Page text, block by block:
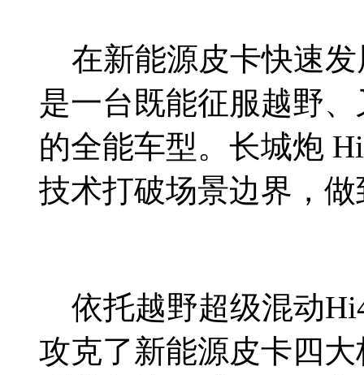
在新能源皮卡快速发
是一台既能征服越野
的全能车型。长城炮
技术打破场景边界，
依托越野超级混动
攻克了新能源皮卡四